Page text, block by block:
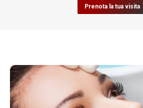
Prenota la tua visita